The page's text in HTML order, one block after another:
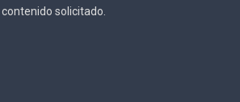
solicitado.